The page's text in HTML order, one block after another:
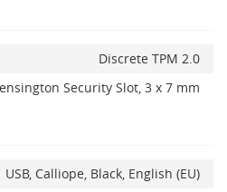
Discrete TPM 2.0
Security Slot, 3 x 7 mm
USB, Calliope, Black, English (EU)